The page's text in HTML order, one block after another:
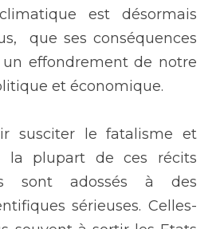
est désormais
que ses conséquences
effondrement de notre
et économique.
susciter le fatalisme et
la plupart de ces récits
sont adossés à des
sérieuses. Celles-